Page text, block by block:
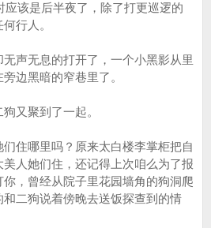
该是后半夜了，除了打更巡逻的
行人。
无息的打开了，一个小黑影从里
边黑暗的窄巷里了。
又聚到了一起。
哪里吗？原来太白楼李掌柜把自
人她们住，还记得上次咱么为了报
，曾经从院子里花园墙角的狗洞爬
二狗说着傍晚去送饭探查到的情